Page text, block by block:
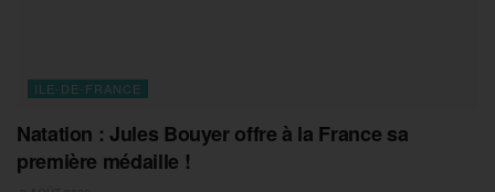
ILE-DE-FRANCE
Natation : Jules Bouyer offre à la France sa
première médaille !